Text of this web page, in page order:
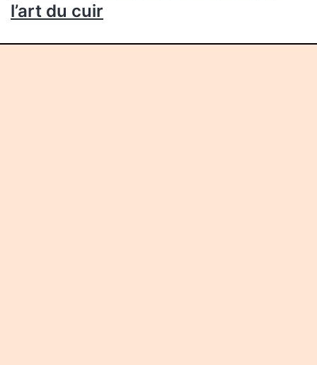
l’art du cuir